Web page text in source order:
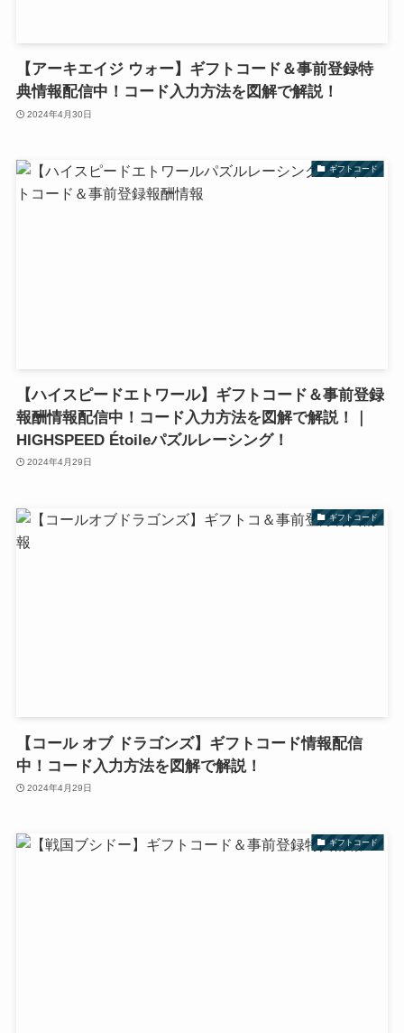
【アーキエイジ ウォー】ギフトコード＆事前登録特
典情報配信中！コード入力方法を図解で解説！
2024年4月30日
ギフトコード
【ハイスピードエトワール】ギフトコード＆事前登録
報酬情報配信中！コード入力方法を図解で解説！｜
HIGHSPEED Étoileパズルレーシング！
2024年4月29日
ギフトコード
【コール オブ ドラゴンズ】ギフトコード情報配信
中！コード入力方法を図解で解説！
2024年4月29日
ギフトコード